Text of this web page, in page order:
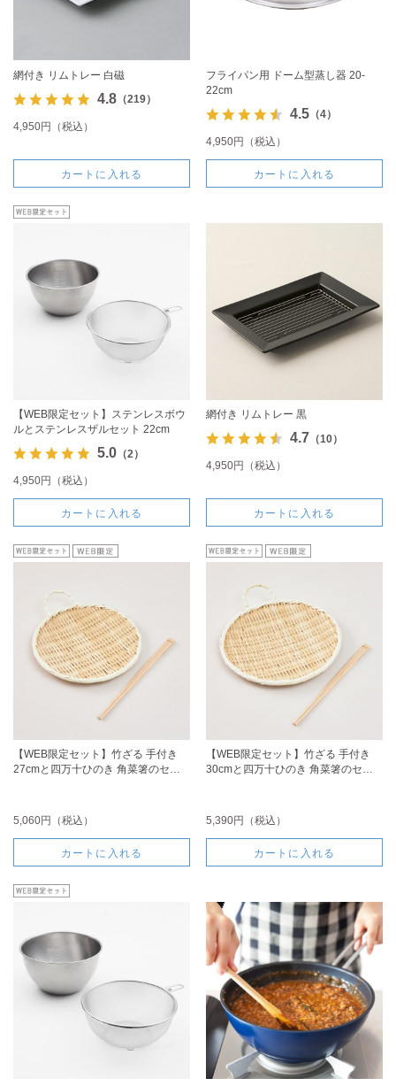
網付き リムトレー 白磁
4.8（219）
4,950円（税込）
カートに入れる
フライパン用 ドーム型蒸し器 20-
22cm
4.5（4）
4,950円（税込）
カートに入れる
【WEB限定セット】ステンレスボウ
ルとステンレスザルセット 22cm
5.0（2）
4,950円（税込）
カートに入れる
網付き リムトレー 黒
4.7 （10）
4,950円（税込）
カートに入れる
【WEB限定セット】竹ざる 手付き
27cmと四万十ひのき 角菜箸のセッ
5,060円（税込）
カートに入れる
【WEB限定セット】竹ざる 手付き
30cmと四万十ひのき 角菜箸のセッ
5,390円（税込）
カートに入れる